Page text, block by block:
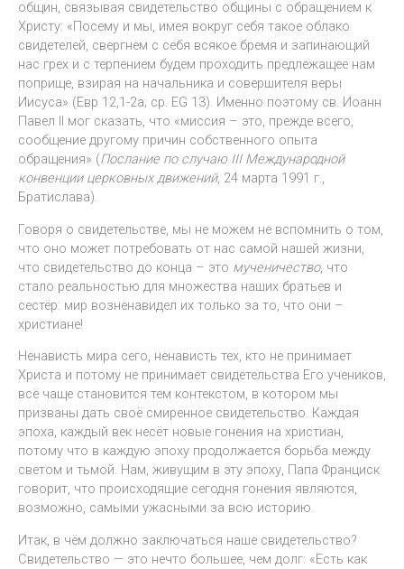
общин, связывая свидетельство общины с обращением к
Христу: «Посему и мы, имея вокруг себя такое облако
свидетелей, свергнем с себя всякое бремя и запинающий
нас грех и с терпением будем проходить предлежащее нам
поприще, взирая на начальника и совершителя веры
Иисуса» (Евр 12,1-2а; ср. EG 13). Именно поэтому св. Иоанн
Павел II мог сказать, что «миссия – это, прежде всего,
сообщение другому причин собственного опыта
обращения» (Послание по случаю III Международной
конвенции церковных движений, 24 марта 1991 г.,
Братислава).
Говоря о свидетельстве, мы не можем не вспомнить о том,
что оно может потребовать от нас самой нашей жизни,
что свидетельство до конца – это мученичество, что
стало реальностью для множества наших братьев и
сестёр: мир возненавидел их только за то, что они –
христиане!
Ненависть мира сего, ненависть тех, кто не принимает
Христа и потому не принимает свидетельства Его учеников,
всё чаще становится тем контекстом, в котором мы
призваны дать своё смиренное свидетельство. Каждая
эпоха, каждый век несёт новые гонения на христиан,
потому что в каждую эпоху продолжается борьба между
светом и тьмой. Нам, живущим в эту эпоху, Папа Франциск
говорит, что происходящие сегодня гонения являются,
возможно, самыми ужасными за всю историю.
Итак, в чём должно заключаться наше свидетельство?
Свидетельство — это нечто большее, чем долг: «Есть как